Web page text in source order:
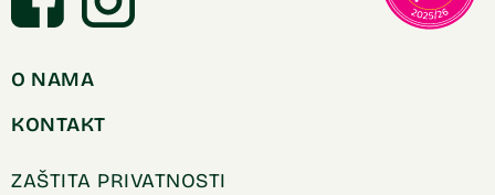
O NAMA
KONTAKT
ZAŠTITA PRIVATNOSTI